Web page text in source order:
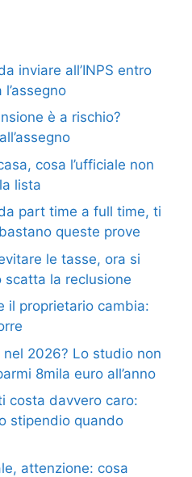
inviare all’INPS entro
è a rischio?
cosa l’ufficiale non
lista
part time a full time, ti
queste prove
le tasse, ora si
scatta la reclusione
il proprietario cambia:
2026? Lo studio non
8mila euro all’anno
costa davvero caro:
stipendio quando
attenzione: cosa